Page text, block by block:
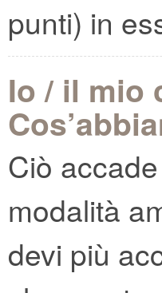
punti) in
Io / il mio
Ciò
modalità
devi più